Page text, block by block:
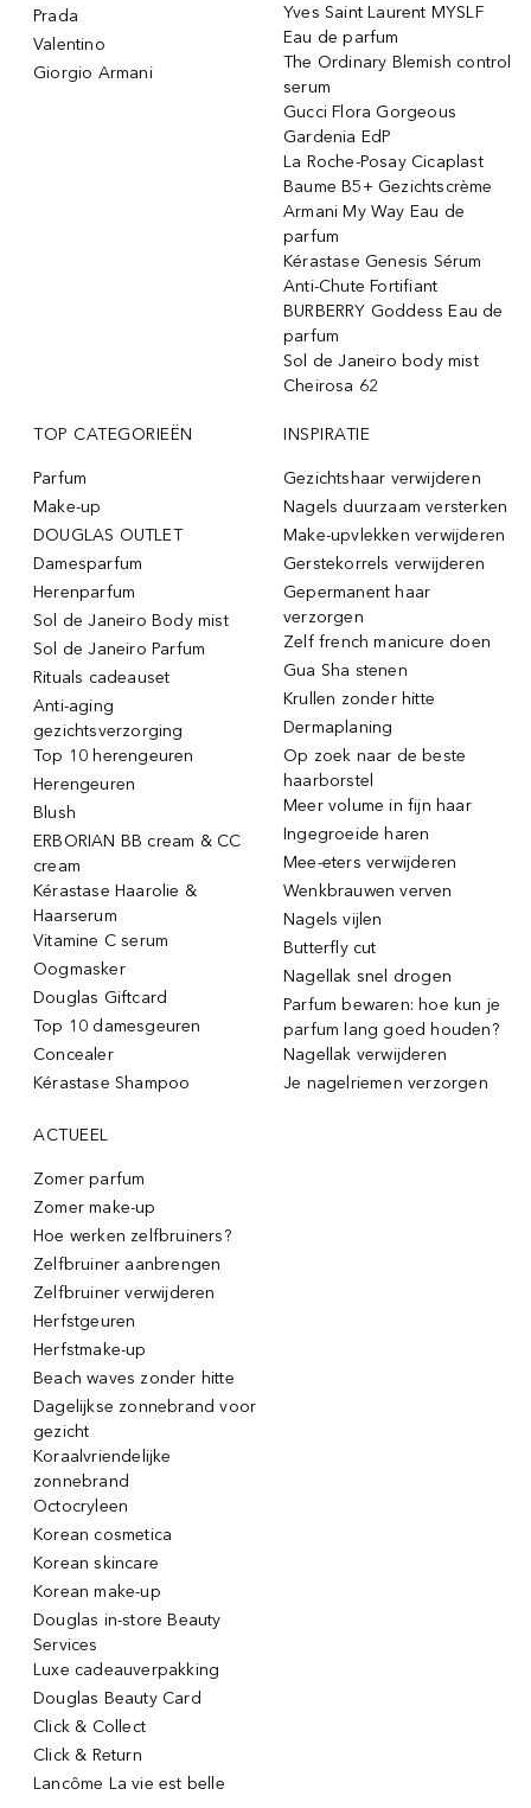
Prada
Valentino
Giorgio Armani
Yves Saint Laurent MYSLF
Eau de parfum
The Ordinary Blemish control
serum
Gucci Flora Gorgeous
Gardenia EdP
La Roche-Posay Cicaplast
Baume B5+ Gezichtscrème
Armani My Way Eau de
parfum
Kérastase Genesis Sérum
Anti-Chute Fortifiant
BURBERRY Goddess Eau de
parfum
Sol de Janeiro body mist
Cheirosa 62
TOP CATEGORIEËN
Parfum
Make-up
DOUGLAS OUTLET
Damesparfum
Herenparfum
Sol de Janeiro Body mist
Sol de Janeiro Parfum
Rituals cadeauset
Anti-aging
gezichtsverzorging
Top 10 herengeuren
Herengeuren
Blush
ERBORIAN BB cream & CC
cream
Kérastase Haarolie &
Haarserum
Vitamine C serum
Oogmasker
Douglas Giftcard
Top 10 damesgeuren
Concealer
Kérastase Shampoo
INSPIRATIE
Gezichtshaar verwijderen
Nagels duurzaam versterken
Make-upvlekken verwijderen
Gerstekorrels verwijderen
Gepermanent haar
verzorgen
Zelf french manicure doen
Gua Sha stenen
Krullen zonder hitte
Dermaplaning
Op zoek naar de beste
haarborstel
Meer volume in fijn haar
Ingegroeide haren
Mee-eters verwijderen
Wenkbrauwen verven
Nagels vijlen
Butterfly cut
Nagellak snel drogen
Parfum bewaren: hoe kun je
parfum lang goed houden?
Nagellak verwijderen
Je nagelriemen verzorgen
ACTUEEL
Zomer parfum
Zomer make-up
Hoe werken zelfbruiners?
Zelfbruiner aanbrengen
Zelfbruiner verwijderen
Herfstgeuren
Herfstmake-up
Beach waves zonder hitte
Dagelijkse zonnebrand voor
gezicht
Koraalvriendelijke
zonnebrand
Octocryleen
Korean cosmetica
Korean skincare
Korean make-up
Douglas in-store Beauty
Services
Luxe cadeauverpakking
Douglas Beauty Card
Click & Collect
Click & Return
Lancôme La vie est belle